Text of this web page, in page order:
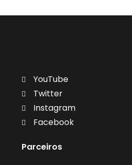
YouTube
Twitter
Instagram
Facebook
Parceiros